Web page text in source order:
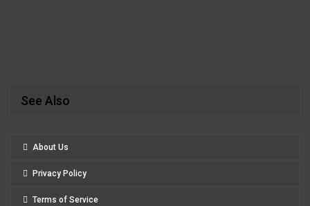
See Also
About Us
Privacy Policy
Terms of Service